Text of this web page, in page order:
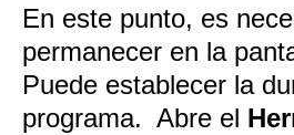
En este punto, es
permanecer en la
Puede establecer la
programa. Abre el